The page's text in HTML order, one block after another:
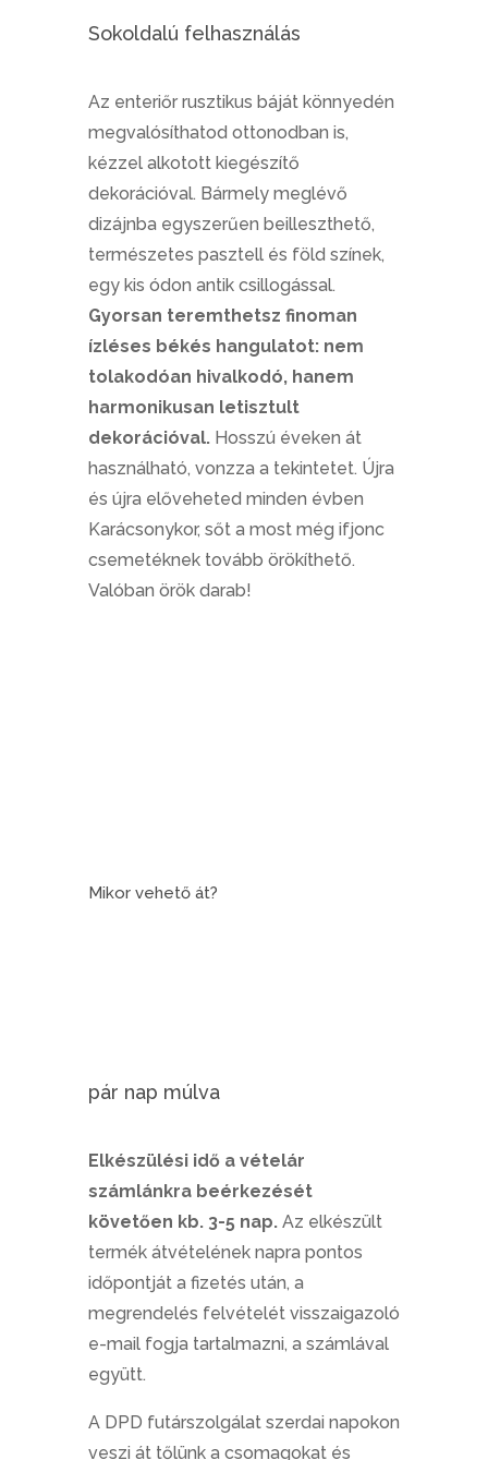
Sokoldalú felhasználás
Az enteriőr rusztikus báját könnyedén
megvalósíthatod ottonodban is,
kézzel alkotott kiegészítő
dekorációval. Bármely meglévő
dizájnba egyszerűen beilleszthető,
természetes pasztell és föld színek,
egy kis ódon antik csillogással.
Gyorsan teremthetsz finoman
ízléses békés hangulatot: nem
tolakodóan hivalkodó, hanem
harmonikusan letisztult
dekorációval. Hosszú éveken át
használható, vonzza a tekintetet. Újra
és újra előveheted minden évben
Karácsonykor, sőt a most még ifjonc
csemetéknek tovább örökíthető.
Valóban örök darab!
Mikor vehető át?
pár nap múlva
Elkészülési idő a vételár
számlánkra beérkezését
követően kb. 3-5 nap.Az elkészült
termék átvételének napra pontos
időpontját a fizetés után, a
megrendelés felvételét visszaigazoló
e-mail fogja tartalmazni, a számlával
együtt.
A DPD futárszolgálat szerdai napokon
veszi át tőlünk a csomagokat és